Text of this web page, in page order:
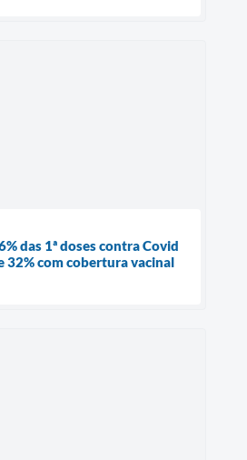
das 1ª doses contra Covid
32% com cobertura vacinal